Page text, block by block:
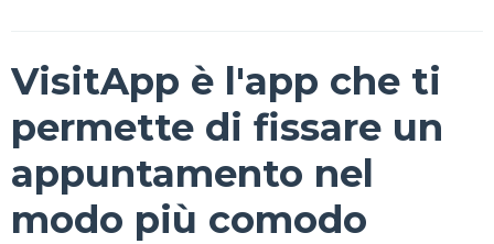
VisitApp è l'app che ti
permette di fissare un
appuntamento nel
modo più comodo